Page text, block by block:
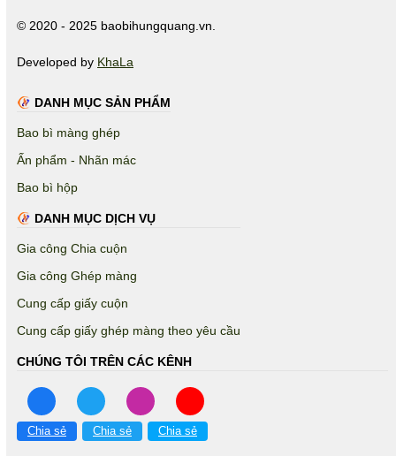
© 2020 - 2025 baobihungquang.vn.
Developed by KhaLa
DANH MỤC SẢN PHẨM
Bao bì màng ghép
Ấn phẩm - Nhãn mác
Bao bì hộp
DANH MỤC DỊCH VỤ
Gia công Chia cuộn
Gia công Ghép màng
Cung cấp giấy cuộn
Cung cấp giấy ghép màng theo yêu cầu
CHÚNG TÔI TRÊN CÁC KÊNH
Chia sẻ Chia sẻ Chia sẻ